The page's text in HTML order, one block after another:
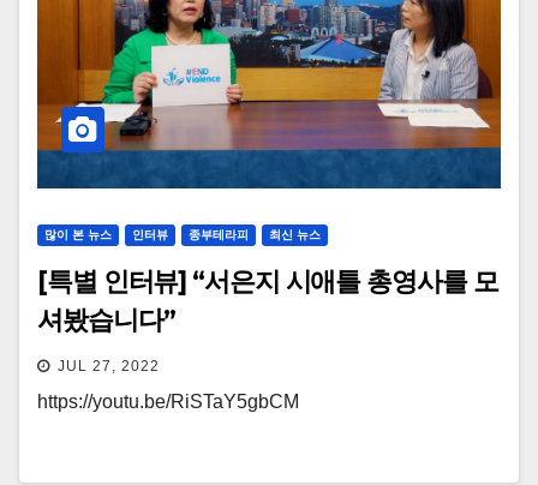
많이 본 뉴스 인터뷰 종부테라피 최신 뉴스
[특별 인터뷰] “서은지 시애틀 총영사를 모
셔봤습니다”
JUL 27, 2022
https://youtu.be/RiSTaY5gbCM